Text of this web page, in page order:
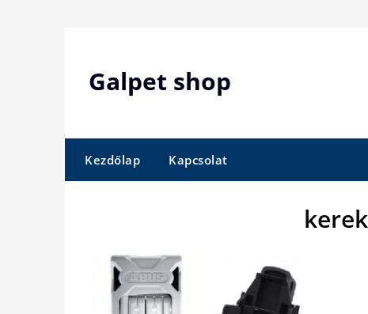
Galpet shop
Kezdőlap Kapcsolat